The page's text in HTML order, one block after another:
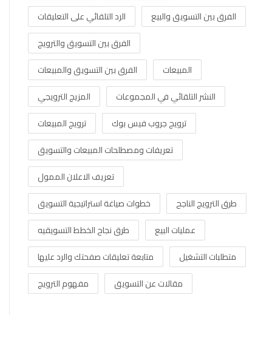
الرد التلقائي على التعليقات
الفرق بين التسويق والبيع
الفرق بين التسويق والترويج
الفرق بين التسويق والمبيعات
المبيعات
المزيج الترويجي
النشر التلقائي في المجموعات
ترويج المبيعات
ترويج جروب فيس بوك
تعريفات ومصطلحات المبيعات والتسويق
تعريف الاعلان الممول
خطوات صياغة استراتيجية التسويق
طرق الترويج الناجح
طرق نجاح الخطط التسويقيه
عمليات البيع
متابعة تعليقات صفحتك والرد عليها
متطلبات التشغيل
مفهوم الترويج
مقالات عن التسويق